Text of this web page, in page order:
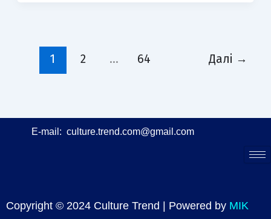
1 2 … 64 Далі →
E-mail: culture.trend.com@gmail.com
Copyright © 2024 Culture Trend | Powered by MIK